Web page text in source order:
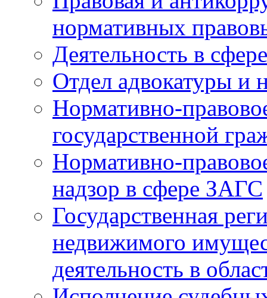
нормативных
Деятельность в
Отдел адвокатуры и
Нормативно-
государственной
Нормативно-
надзор в сфере ЗАГС
Государственная
недвижимого
деятельность в